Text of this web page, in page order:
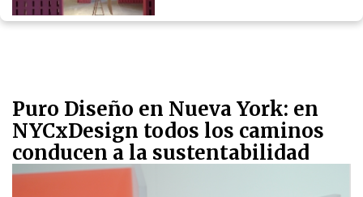
Puro Diseño en Nueva York: en
NYCxDesign todos los caminos
conducen a la sustentabilidad